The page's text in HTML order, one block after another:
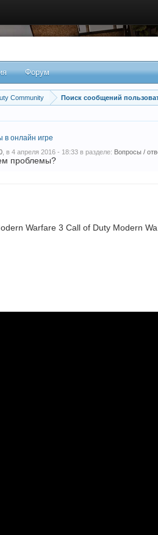
Форум
Community Поиск сообщений
в онлайн игре
, в 4 апреля 2016 - 18:33 в разделе: Вопросы /
проблемы?
Warfare 3 Call of Duty Modern